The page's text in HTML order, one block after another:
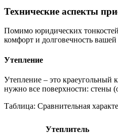
Технические аспекты
Помимо юридических
комфорт и долговечность
Утепление
Утепление – это краеугольный
нужно все поверхности: стены
Таблица: Сравнительная
Утеплитель